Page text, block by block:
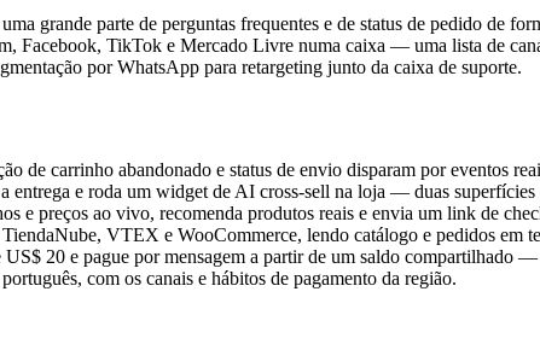
grande parte de perguntas frequentes e de status de pedido de
Facebook, TikTok e Mercado Livre numa caixa — uma lista de
por WhatsApp para retargeting junto da caixa de suporte.
de carrinho abandonado e status de envio disparam por eventos
a entrega e roda um widget de AI cross-sell na loja — duas
e preços ao vivo, recomenda produtos reais e envia um link de
VTEX e WooCommerce, lendo catálogo e pedidos em
20 e pague por mensagem a partir de um saldo compartilhado
com os canais e hábitos de pagamento da região.